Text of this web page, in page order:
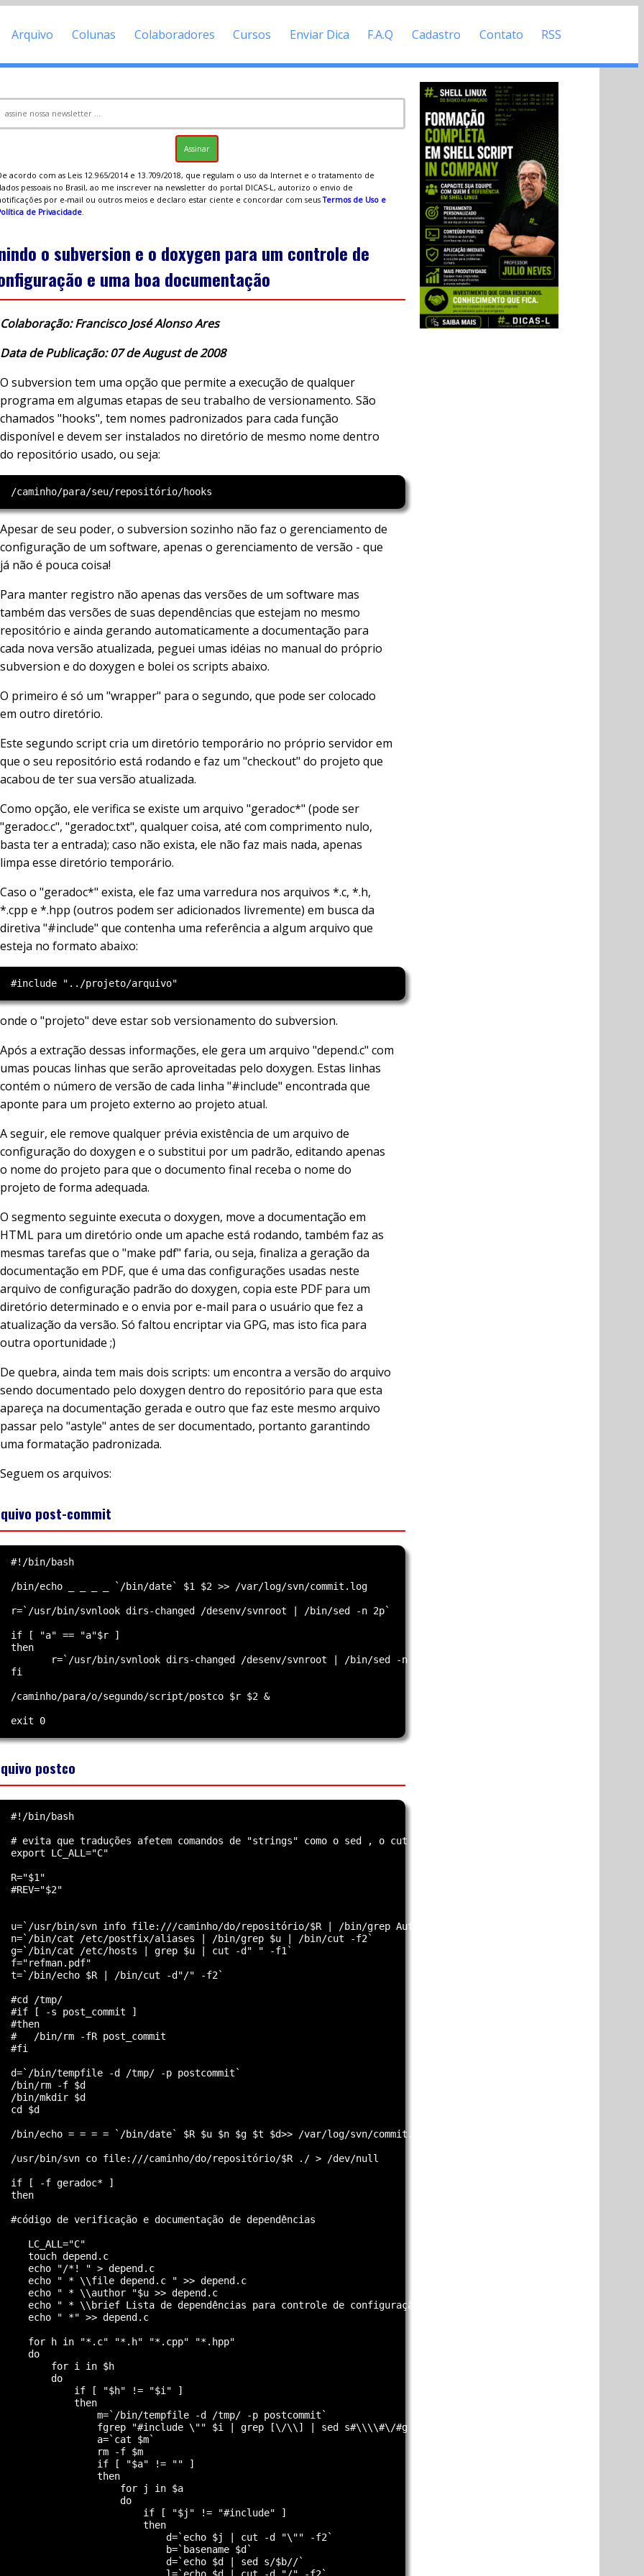
Arquivo Colunas Colaboradores Cursos Enviar Dica F.A.Q Cadastro Contato RSS
acordo com as Leis 12.965/2014 e 13.709/2018, que regulam o uso da Internet e o tratamento de
pessoais no Brasil, ao me inscrever na newsletter do portal DICAS-L, autorizo o envio de
por e-mail ou outros meios e declaro estar ciente e concordar com seusTermos de Uso e
de Privacidade.
o subversion e o doxygen para um controle de
e uma boa documentação
Colaboração: Francisco José Alonso Ares
Data de Publicação: 07 de August de 2008
O subversion tem uma opção que permite a execução de qualquer
programa em algumas etapas de seu trabalho de versionamento. São
chamados "hooks", tem nomes padronizados para cada função
disponível e devem ser instalados no diretório de mesmo nome dentro
do repositório usado, ou seja:
Apesar de seu poder, o subversion sozinho não faz o gerenciamento de
configuração de um software, apenas o gerenciamento de versão - que
já não é pouca coisa!
Para manter registro não apenas das versões de um software mas
também das versões de suas dependências que estejam no mesmo
repositório e ainda gerando automaticamente a documentação para
cada nova versão atualizada, peguei umas idéias no manual do próprio
subversion e do doxygen e bolei os scripts abaixo.
O primeiro é só um "wrapper" para o segundo, que pode ser colocado
em outro diretório.
Este segundo script cria um diretório temporário no próprio servidor em
que o seu repositório está rodando e faz um "checkout" do projeto que
acabou de ter sua versão atualizada.
Como opção, ele verifica se existe um arquivo "geradoc*" (pode ser
"geradoc.c", "geradoc.txt", qualquer coisa, até com comprimento nulo,
basta ter a entrada); caso não exista, ele não faz mais nada, apenas
limpa esse diretório temporário.
Caso o "geradoc*" exista, ele faz uma varredura nos arquivos *.c, *.h,
*.cpp e *.hpp (outros podem ser adicionados livremente) em busca da
diretiva "#include" que contenha uma referência a algum arquivo que
esteja no formato abaixo:
onde o "projeto" deve estar sob versionamento do subversion.
Após a extração dessas informações, ele gera um arquivo "depend.c" com
umas poucas linhas que serão aproveitadas pelo doxygen. Estas linhas
contém o número de versão de cada linha "#include" encontrada que
aponte para um projeto externo ao projeto atual.
A seguir, ele remove qualquer prévia existência de um arquivo de
configuração do doxygen e o substitui por um padrão, editando apenas
o nome do projeto para que o documento final receba o nome do
projeto de forma adequada.
O segmento seguinte executa o doxygen, move a documentação em
HTML para um diretório onde um apache está rodando, também faz as
mesmas tarefas que o "make pdf" faria, ou seja, finaliza a geração da
documentação em PDF, que é uma das configurações usadas neste
arquivo de configuração padrão do doxygen, copia este PDF para um
diretório determinado e o envia por e-mail para o usuário que fez a
atualização da versão. Só faltou encriptar via GPG, mas isto fica para
outra oportunidade ;)
De quebra, ainda tem mais dois scripts: um encontra a versão do arquivo
sendo documentado pelo doxygen dentro do repositório para que esta
apareça na documentação gerada e outro que faz este mesmo arquivo
passar pelo "astyle" antes de ser documentado, portanto garantindo
uma formatação padronizada.
Seguem os arquivos:
post-commit
  #!/bin/bash
  /bin/echo _ _ _ _ `/bin/date` $1 $2 >> /var/log/svn/commit.log
  r=`/usr/bin/svnlook dirs-changed /desenv/svnroot | /bin/sed -n 2p`
  if [ "a" == "a"$r ]
  then
         r=`/usr/bin/svnlook dirs-changed /desenv/svnroot | /bin/sed -n 1p`
  fi
  /caminho/para/o/segundo/script/postco $r $2 &
postco
  #!/bin/bash
  # evita que traduções afetem comandos de "strings" como o sed , o cut e o grep
  export LC_ALL="C"
  R="$1"
  #REV="$2"
  u=`/usr/bin/svn info file:///caminho/do/repositório/$R | /bin/grep Author | /bin/cut -d" " -f4`
  n=`/bin/cat /etc/postfix/aliases | /bin/grep $u | /bin/cut -f2`
  g=`/bin/cat /etc/hosts | grep $u | cut -d" " -f1`
  f="refman.pdf"
  t=`/bin/echo $R | /bin/cut -d"/" -f2`
  #cd /tmp/
  #if [ -s post_commit ]
  #then
  #   /bin/rm -fR post_commit
  #fi
  d=`/bin/tempfile -d /tmp/ -p postcommit`
  /bin/rm -f $d
  /bin/mkdir $d
  cd $d
  /bin/echo = = = = `/bin/date` $R $u $n $g $t $d>> /var/log/svn/commit.log
  /usr/bin/svn co file:///caminho/do/repositório/$R ./ > /dev/null
  if [ -f geradoc* ]
  then
  #código de verificação e documentação de dependências
     LC_ALL="C"
     touch depend.c
     echo "/*! " > depend.c
     echo " * \\file depend.c " >> depend.c
     echo " * \\author "$u >> depend.c
     echo " * \\brief Lista de dependências para controle de configuração." >> depend.c
     echo " *" >> depend.c
     for h in "*.c" "*.h" "*.cpp" "*.hpp"
     do
         for i in $h
         do
             if [ "$h" != "$i" ]
             then
                 m=`/bin/tempfile -d /tmp/ -p postcommit`
                 fgrep "#include \"" $i | grep [\/\\] | sed s#\\\\#\/#g > $m
                 a=`cat $m`
                 rm -f $m
                 if [ "$a" != "" ]
                 then
                     for j in $a
                     do
                         if [ "$j" != "#include" ]
                         then
                             d=`echo $j | cut -d "\"" -f2`
                             b=`basename $d`
                             d=`echo $d | sed s/$b//`